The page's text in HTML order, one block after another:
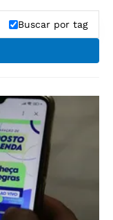
Buscar por tag